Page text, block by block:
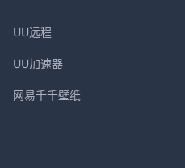
UU远程
UU加速器
网易千千壁纸